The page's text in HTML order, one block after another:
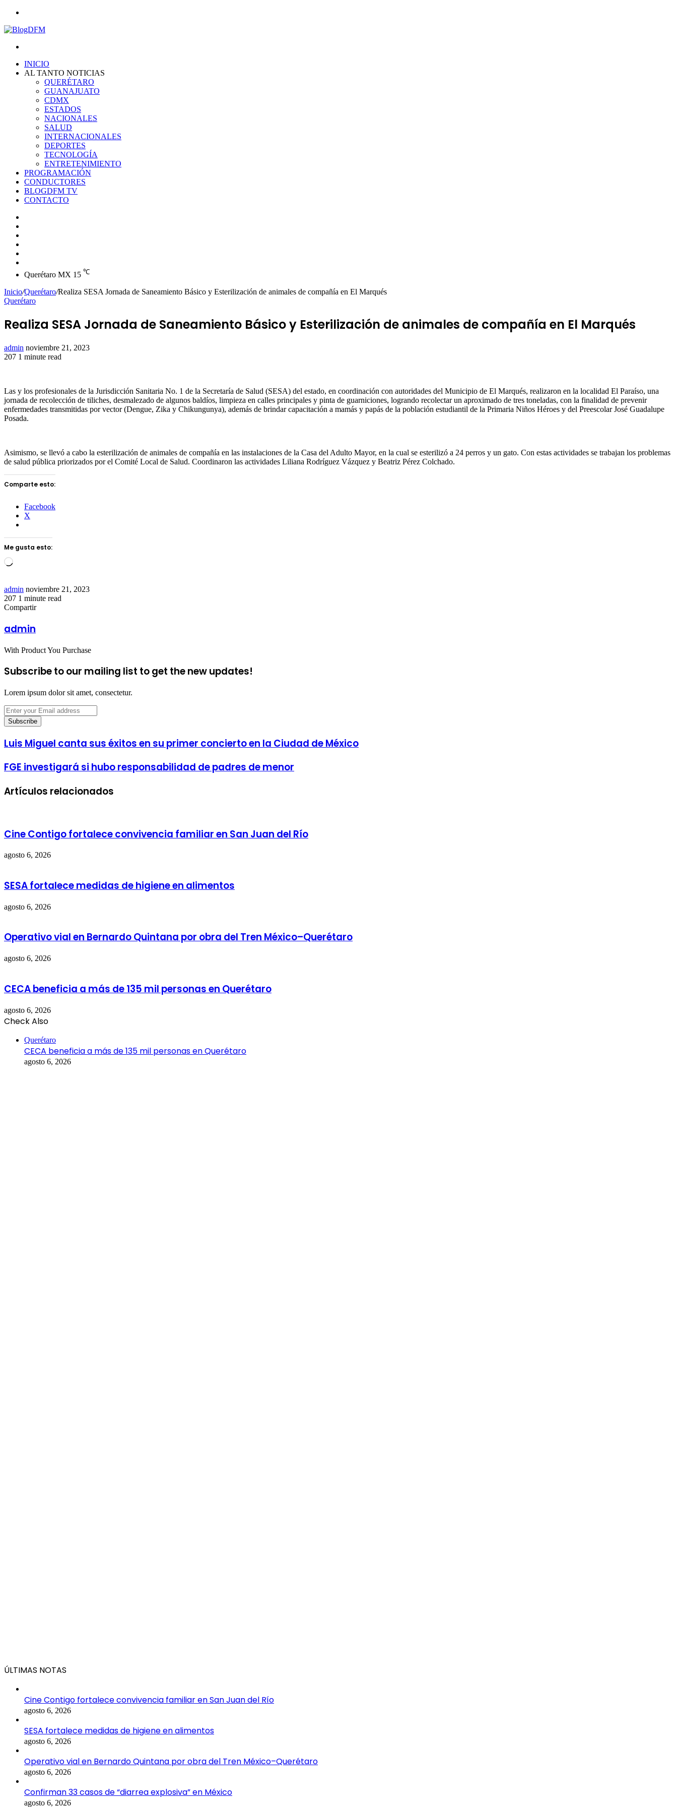
INICIO
AL TANTO NOTICIAS
QUERÉTARO
GUANAJUATO
CDMX
ESTADOS
NACIONALES
SALUD
INTERNACIONALES
DEPORTES
TECNOLOGÍA
ENTRETENIMIENTO
PROGRAMACIÓN
CONDUCTORES
BLOGDFM TV
CONTACTO
Querétaro MX 15 ℃
Inicio/Querétaro/Realiza SESA Jornada de Saneamiento Básico y Esterilización de animales de compañía en El Marqués
Querétaro
Realiza SESA Jornada de Saneamiento Básico y Esterilización de animales de compañía en El Marqués
admin Send
an
noviembre 21, 2023
207 1 minute read
Las y los profesionales de la Jurisdicción Sanitaria No. 1 de la Secretaría de Salud (SESA) del estado, en coordinación con autoridades del Municipio de El Marqués, realizaron en la localidad El Paraíso, una
jornada de recolección de tiliches, desmalezado de algunos baldíos, limpieza en calles principales y pinta de guarniciones, logrando recolectar un aproximado de tres toneladas, con la finalidad de prevenir
enfermedades transmitidas por vector (Dengue, Zika y Chikungunya), además de brindar capacitación a mamás y papás de la población estudiantil de la Primaria Niños Héroes y del Preescolar José Guadalupe
Posada.
Asimismo, se llevó a cabo la esterilización de animales de compañía en las instalaciones de la Casa del Adulto Mayor, en la cual se esterilizó a 24 perros y un gato. Con estas actividades se trabajan los problemas
de salud pública priorizados por el Comité Local de Salud. Coordinaron las actividades Liliana Rodríguez Vázquez y Beatriz Pérez Colchado.
Comparte esto:
Facebook
X
Me gusta esto:
Loading…
admin Send
an
email
noviembre 21, 2023
207 1 minute read
Facebook
Twitter
LinkedIn
Tumblr
Pinterest
Reddit
VKontakte
Odnoklassniki
Pocket
Compartir
via
Email
admin
With Product You Purchase
Subscribe to our mailing list to get the new updates!
Lorem ipsum dolor sit amet, consectetur.
Enter
your
Email
Luis Miguel canta sus éxitos en su primer concierto en la Ciudad de México
FGE investigará si hubo responsabilidad de padres de menor
Artículos relacionados
Cine Contigo fortalece convivencia familiar en San Juan del Río
agosto 6, 2026
SESA fortalece medidas de higiene en alimentos
agosto 6, 2026
Operativo vial en Bernardo Quintana por obra del Tren México–Querétaro
agosto 6, 2026
CECA beneficia a más de 135 mil personas en Querétaro
agosto 6, 2026
Check Also
Querétaro
CECA beneficia a más de 135 mil personas en Querétaro
agosto 6, 2026
ÚLTIMAS NOTAS
Cine Contigo fortalece convivencia familiar en San Juan del Río
agosto 6, 2026
SESA fortalece medidas de higiene en alimentos
agosto 6, 2026
Operativo vial en Bernardo Quintana por obra del Tren México–Querétaro
agosto 6, 2026
Confirman 33 casos de “diarrea explosiva” en México
agosto 6, 2026